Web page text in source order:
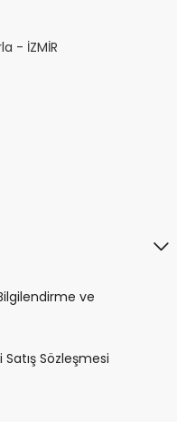
- İZMİR
ve
Sözleşmesi